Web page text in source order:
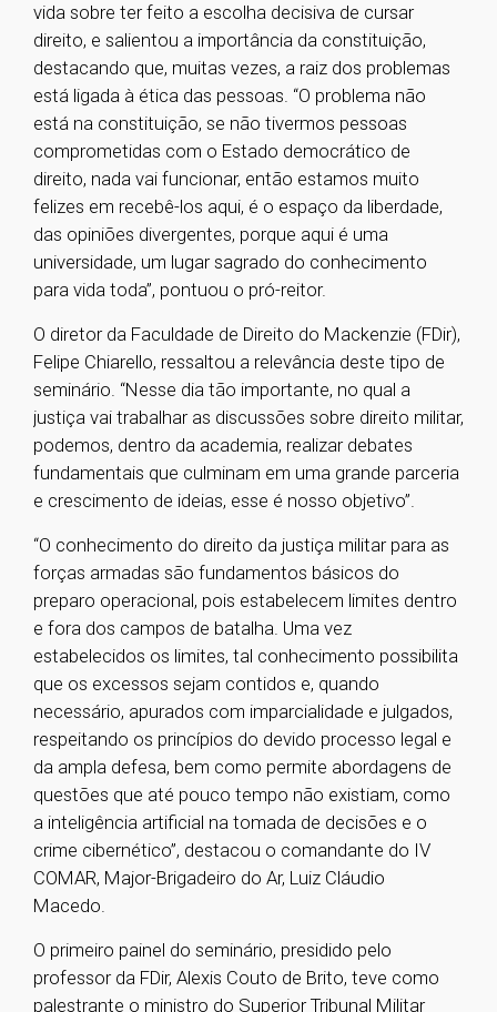
vida sobre ter feito a escolha decisiva de cursar
direito, e salientou a importância da constituição,
destacando que, muitas vezes, a raiz dos problemas
está ligada à ética das pessoas. “O problema não
está na constituição, se não tivermos pessoas
comprometidas com o Estado democrático de
direito, nada vai funcionar, então estamos muito
felizes em recebê-los aqui, é o espaço da liberdade,
das opiniões divergentes, porque aqui é uma
universidade, um lugar sagrado do conhecimento
para vida toda”, pontuou o pró-reitor.
O diretor da Faculdade de Direito do Mackenzie (FDir),
Felipe Chiarello, ressaltou a relevância deste tipo de
seminário. “Nesse dia tão importante, no qual a
justiça vai trabalhar as discussões sobre direito militar,
podemos, dentro da academia, realizar debates
fundamentais que culminam em uma grande parceria
e crescimento de ideias, esse é nosso objetivo”.
“O conhecimento do direito da justiça militar para as
forças armadas são fundamentos básicos do
preparo operacional, pois estabelecem limites dentro
e fora dos campos de batalha. Uma vez
estabelecidos os limites, tal conhecimento possibilita
que os excessos sejam contidos e, quando
necessário, apurados com imparcialidade e julgados,
respeitando os princípios do devido processo legal e
da ampla defesa, bem como permite abordagens de
questões que até pouco tempo não existiam, como
a inteligência artificial na tomada de decisões e o
crime cibernético”, destacou o comandante do IV
COMAR, Major-Brigadeiro do Ar, Luiz Cláudio
Macedo.
O primeiro painel do seminário, presidido pelo
professor da FDir, Alexis Couto de Brito, teve como
palestrante o ministro do Superior Tribunal Militar